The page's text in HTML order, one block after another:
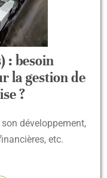
: besoin
la gestion de
?
développement,
etc.